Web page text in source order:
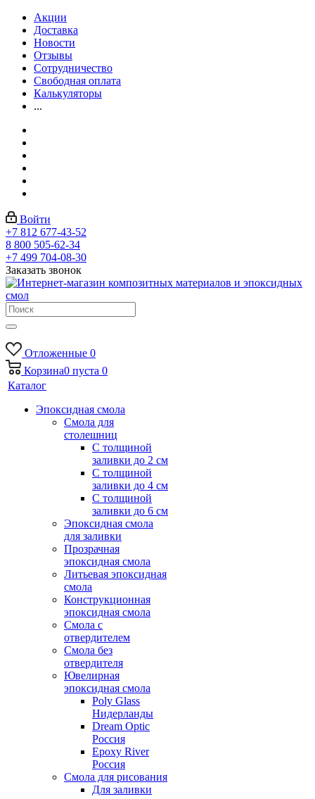
Акции
Доставка
Новости
Отзывы
Сотрудничество
Свободная оплата
Калькуляторы
...
Войти
+7 812 677-43-52
8 800 505-62-34
+7 499 704-08-30
Заказать звонок
Отложенные 0
Корзина0 пуста 0
Каталог
Эпоксидная смола
Смола для
столешниц
С толщиной
заливки до 2 см
С толщиной
заливки до 4 см
С толщиной
заливки до 6 см
Эпоксидная смола
для заливки
Прозрачная
эпоксидная смола
Литьевая эпоксидная
смола
Конструкционная
эпоксидная смола
Смола с
отвердителем
Смола без
отвердителя
Ювелирная
эпоксидная смола
Poly Glass
Нидерланды
Dream Optic
Россия
Epoxy River
Россия
Смола для рисования
Для заливки